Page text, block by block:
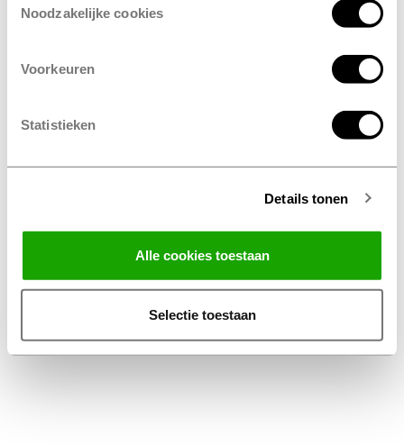
Noodzakelijke cookies
Voorkeuren
Statistieken
Details tonen
Alle cookies toestaan
Selectie toestaan
Algemene Voorwaarden Thuiswinkel
Privacy Statement Profile Nederland B.V.
Disclaimer